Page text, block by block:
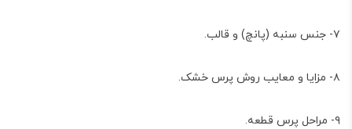
۷- جنس سنبه (پانچ) و قالب.
۸- مزایا و معایب روش پرس خشک.
۹- مراحل پرس قطعه.